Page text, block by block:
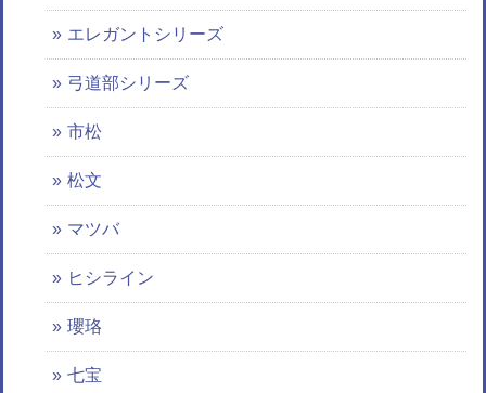
エレガントシリーズ
弓道部シリーズ
市松
松文
マツバ
ヒシライン
瓔珞
七宝